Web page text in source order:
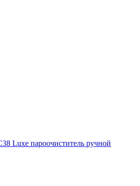
Luxe пароочиститель ручной